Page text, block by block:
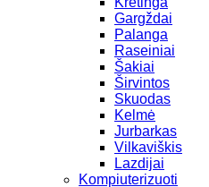
Gargždai
Palanga
Raseiniai
Šakiai
Širvintos
Skuodas
Kelmė
Jurbarkas
Vilkaviškis
Lazdijai
Kompiuterizuoti